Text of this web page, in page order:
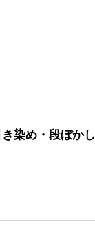
染め・段ぼかし